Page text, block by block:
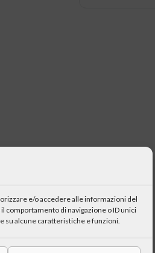
e/o accedere alle informazioni del
comportamento di navigazione o ID unici
su alcune caratteristiche e funzioni.
ma allo
presente a
dove
si diletta